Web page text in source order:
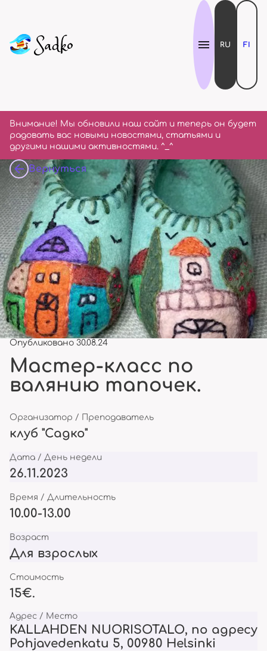
Внимание! Мы обновили наш сайт и теперь он будет
радовать вас новыми новостями, статьями и
другими нашими активностями. ^_^
RU FI
Вернуться
Опубликовано 30.08.24
Мастер-класс по
валянию тапочек.
Организатор / Преподаватель
клуб "Садко"
Дата / День недели
26.11.2023
Время / Длительность
10.00-13.00
Возраст
Для взрослых
Стоимость
15€.
Адрес / Место
KALLAHDEN NUORISOTALO, по адресу
Pohjavedenkatu 5, 00980 Helsinki